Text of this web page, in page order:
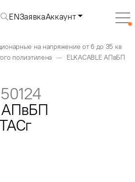
ENЗаявкаАккаунт
на напряжение от 6 до 35 кв
полиэтилена
ELKACABLE АПвБП
АПвБП